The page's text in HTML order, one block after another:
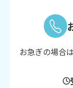
お急ぎの場合